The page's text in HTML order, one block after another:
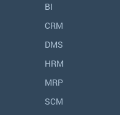
BI
CRM
DMS
HRM
MRP
SCM